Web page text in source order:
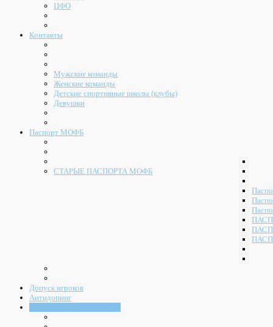
ЦФО
Контакты
Мужские команды
Женские команды
Детские спортивные школы (клубы)
Девушки
Паспорт МОФБ
СТАРЫЕ ПАСПОРТА МОФБ
Допуск игроков
Антидопинг